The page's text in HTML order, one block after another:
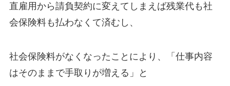
直雇用から請負契約に変えてしまえば残業代も社
会保険料も払わなくて済むし、
社会保険料がなくなったことにより、「仕事内容
はそのままで手取りが増える」と